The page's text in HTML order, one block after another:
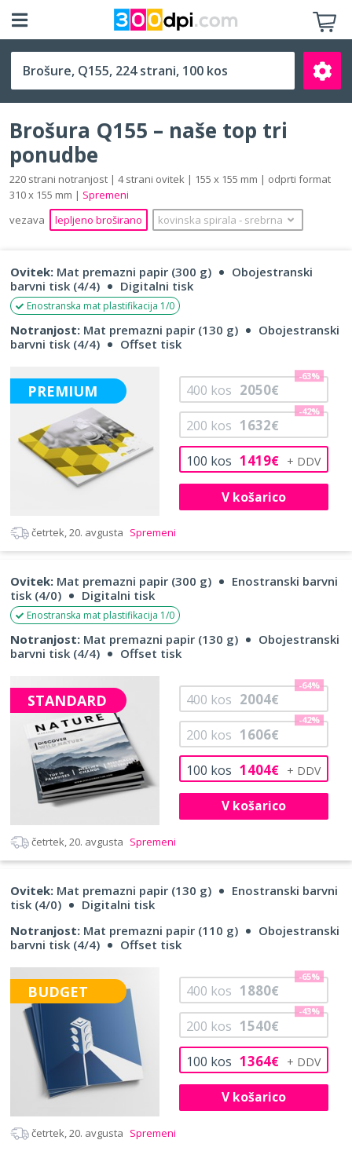
Q155 (155 x 155 mm)
Išči
Brošura Q155 – naše top tri
ponudbe
220 strani notranjost | 4 strani ovitek | 155 x 155 mm | odprti format
310 x 155 mm | Spremeni
vezava
lepljeno broširano kovinska spirala ‐ srebrna
Ovitek: Mat premazni papir (300 g)
Obojestranski
barvni tisk (4/4)
Digitalni tisk
Enostranska mat plastifikacija 1/0
Notranjost: Mat premazni papir (130 g)
Obojestranski
barvni tisk (4/4)
Offset tisk
PREMIUM
100 kos 1419€
200 kos 1632€
-42%
400 kos 2050€
-63%
V košarico
četrtek, 20. avgusta Spremeni
Ovitek: Mat premazni papir (300 g)
Enostranski barvni
tisk (4/0)
Digitalni tisk
Enostranska mat plastifikacija 1/0
Notranjost: Mat premazni papir (130 g)
Obojestranski
barvni tisk (4/4)
Offset tisk
STANDARD
100 kos 1404€
200 kos 1606€
-42%
400 kos 2004€
-64%
V košarico
četrtek, 20. avgusta Spremeni
Ovitek: Mat premazni papir (130 g)
Enostranski barvni
tisk (4/0)
Digitalni tisk
Notranjost: Mat premazni papir (110 g)
Obojestranski
barvni tisk (4/4)
Offset tisk
BUDGET
100 kos 1364€
200 kos 1540€
-43%
400 kos 1880€
-65%
V košarico
četrtek, 20. avgusta Spremeni